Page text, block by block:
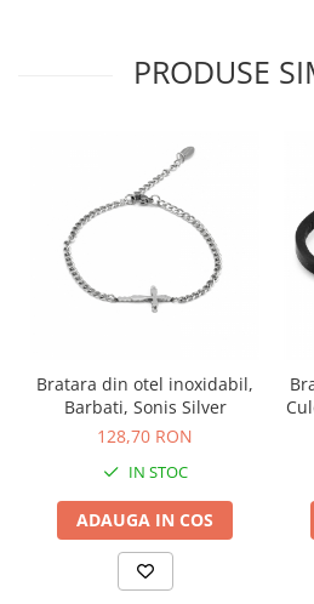
PRODUSE
Bratara din otel inoxidabil,
Barbati, Sonis Silver
128,70 RON
IN STOC
ADAUGA IN COS